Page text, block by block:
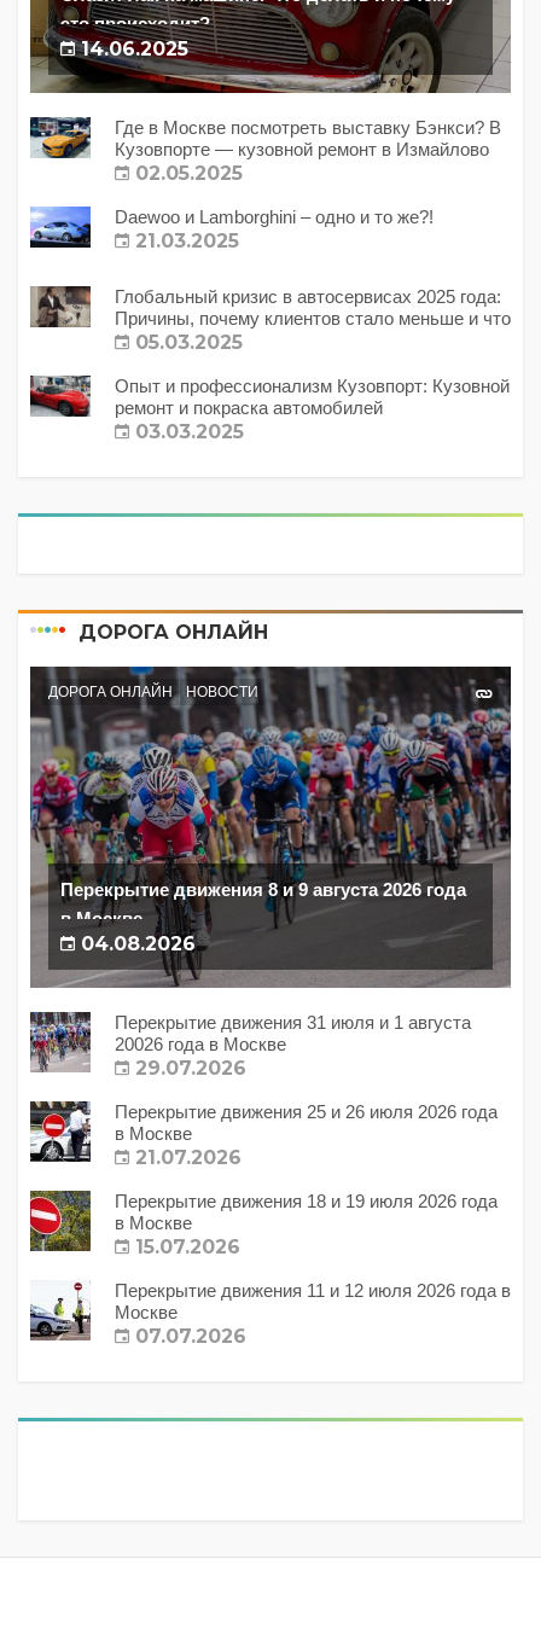
это происходит?
14.06.2025
Где в Москве посмотреть выставку Бэнкси? В
Кузовпорте — кузовной ремонт в Измайлово
02.05.2025
Daewoo и Lamborghini – одно и то же?!
21.03.2025
Глобальный кризис в автосервисах 2025 года:
Причины, почему клиентов стало меньше и что
с этим делать?
05.03.2025
Опыт и профессионализм Кузовпорт: Кузовной
ремонт и покраска автомобилей
03.03.2025
ДОРОГА ОНЛАЙН
ДОРОГА ОНЛАЙН НОВОСТИ
Перекрытие движения 8 и 9 августа 2026 года
в Москве
04.08.2026
Перекрытие движения 31 июля и 1 августа
20026 года в Москве
29.07.2026
Перекрытие движения 25 и 26 июля 2026 года
в Москве
21.07.2026
Перекрытие движения 18 и 19 июля 2026 года
в Москве
15.07.2026
Перекрытие движения 11 и 12 июля 2026 года в
Москве
07.07.2026